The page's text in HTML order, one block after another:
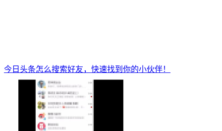
今日头条怎么搜索好友，快速找到你的小伙伴！